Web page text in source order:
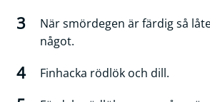
När smördegen är färdig så
något.
Finhacka rödlök och dill.